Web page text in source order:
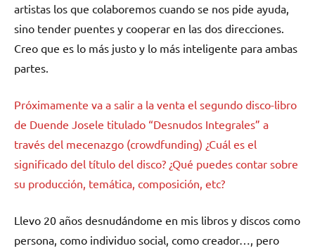
artistas los que colaboremos cuando se nos pide ayuda,
sino tender puentes y cooperar en las dos direcciones.
Creo que es lo más justo y lo más inteligente para ambas
partes.
Próximamente va a salir a la venta el segundo disco-libro
de Duende Josele titulado “Desnudos Integrales” a
través del mecenazgo (crowdfunding) ¿Cuál es el
significado del título del disco? ¿Qué puedes contar sobre
su producción, temática, composición, etc?
Llevo 20 años desnudándome en mis libros y discos como
persona, como individuo social, como creador…, pero